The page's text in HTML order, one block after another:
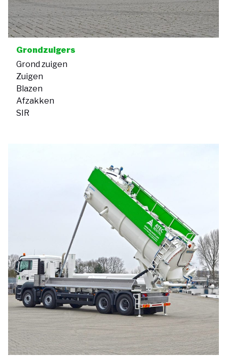
Grondzuigers
Grond zuigen
Zuigen
Blazen
Afzakken
SIR